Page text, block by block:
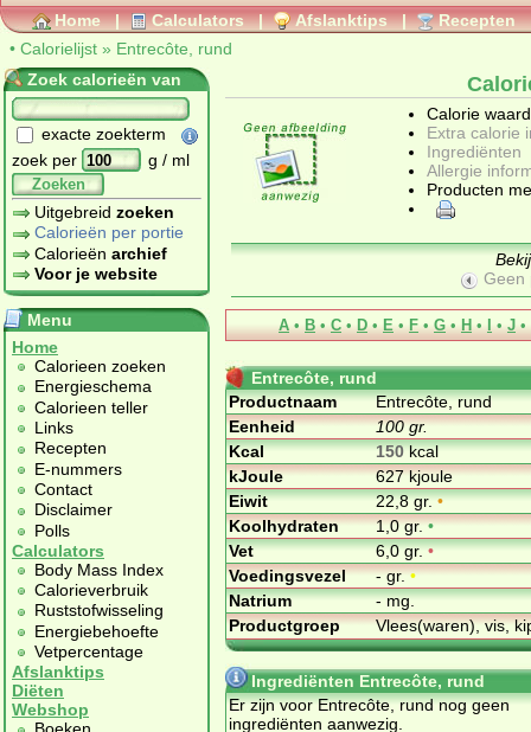
Home | Calculators | Afslanktips | Recepten
• Calorielijst » Entrecôte, rund
Zoek calorieën van
exacte zoekterm
zoek per
g / ml
Zoeken
Uitgebreid zoeken
Calorieën per portie
Calorieën archief
Voor je website
Menu
Home
Calorieen zoeken
Energieschema
Calorieen teller
Links
Recepten
E-nummers
Contact
Disclaimer
Polls
Calculators
Body Mass Index
Calorieverbruik
Ruststofwisseling
Energiebehoefte
Vetpercentage
Afslanktips
Diëten
Webshop
Calorie
Extra calorie
Ingrediënten
Allergie
Producten
Geen
A • B • C • D • E • F • G • H • I • J •
Entrecôte, rund
Productnaam
Entrecôte, rund
Eenheid
100 gr.
Kcal
150kcal
kJoule
627 kjoule
Eiwit
22,8 gr.•
Koolhydraten
1,0 gr.•
Vet
6,0 gr.•
Voedingsvezel
- gr.•
Natrium
- mg.
Productgroep
Vlees(waren), vis,
Ingrediënten Entrecôte, rund
Er zijn voor Entrecôte, rund nog geen
ingrediënten aanwezig.